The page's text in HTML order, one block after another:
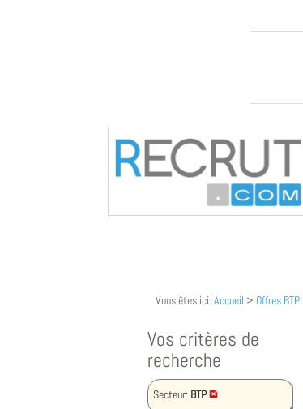
Vous êtes ici: Accueil > Offres BTP
Vos critères de
recherche
Secteur: BTP